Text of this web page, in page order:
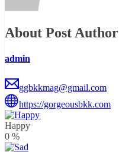
About Post Author
admin
ggbkkmag@gmail.com
https://gorgeousbkk.com
Happy
0 %